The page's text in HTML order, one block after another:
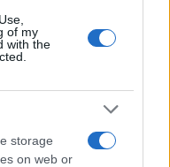
of my
with the
storage
on web or
εορτών στον Πόντο